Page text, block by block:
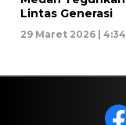
Lintas Generasi
29 Maret 2026 |